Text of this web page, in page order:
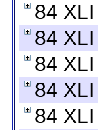
84
84
84
84
84